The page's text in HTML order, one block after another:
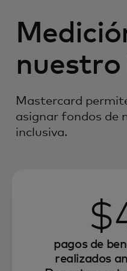
Mastercard
asignar fondos de
inclusiva.
pagos de
realizados